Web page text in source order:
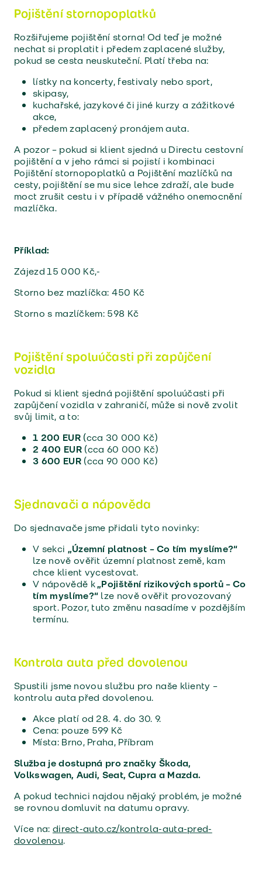
Pojištění stornopoplatků
Rozšiřujeme pojištění storna! Od teď je možné
nechat si proplatit i předem zaplacené služby,
pokud se cesta neuskuteční. Platí třeba na:
lístky na koncerty, festivaly nebo sport,
skipasy,
kuchařské, jazykové či jiné kurzy a zážitkové
akce,
předem zaplacený pronájem auta.
A pozor – pokud si klient sjedná u Directu cestovní
pojištění a v jeho rámci si pojistí i kombinaci
Pojištění stornopoplatků a Pojištění mazlíčků na
cesty, pojištění se mu sice lehce zdraží, ale bude
moct zrušit cestu i v případě vážného onemocnění
mazlíčka.
Příklad:
Zájezd 15 000 Kč,-
Storno bez mazlíčka: 450 Kč
Storno s mazlíčkem: 598 Kč
Pojištění spoluúčasti při zapůjčení
vozidla
Pokud si klient sjedná pojištění spoluúčasti při
zapůjčení vozidla v zahraničí, může si nově zvolit
svůj limit, a to:
1 200 EUR (cca 30 000 Kč)
2 400 EUR(cca 60 000 Kč)
3 600 EUR(cca 90 000 Kč)
Sjednavači a nápověda
Do sjednavače jsme přidali tyto novinky:
V sekci „Územní platnost – Co tím myslíme?“
lze nově ověřit územní platnost země, kam
chce klient vycestovat.
V nápovědě k„Pojištění rizikových sportů – Co
tím myslíme?“ lze nově ověřit provozovaný
sport. Pozor, tuto změnu nasadíme v pozdějším
termínu.
Kontrola auta před dovolenou
Spustili jsme novou službu pro naše klienty –
kontrolu auta před dovolenou.
Akce platí od 28. 4. do 30. 9.
Cena: pouze 599 Kč
Místa: Brno, Praha, Příbram
Služba je dostupná pro značky Škoda,
Volkswagen, Audi, Seat, Cupra a Mazda.
A pokud technici najdou nějaký problém, je možné
se rovnou domluvit na datumu opravy.
Více na: direct-auto.cz/kontrola-auta-pred-
dovolenou.